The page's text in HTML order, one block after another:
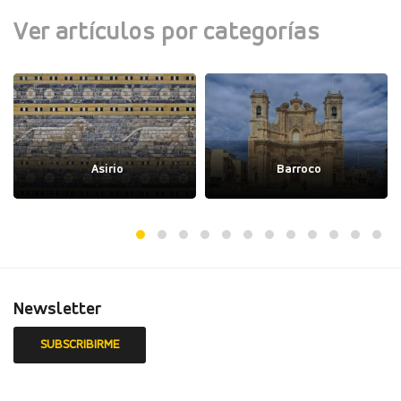
Ver artículos por categorías
Asirio Barroco
Newsletter